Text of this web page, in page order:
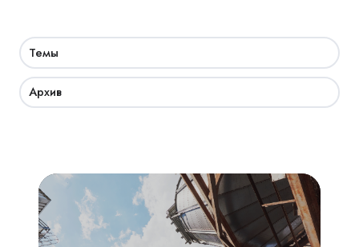
Темы
Архив
Взрывозащита
технологического
оборудования: